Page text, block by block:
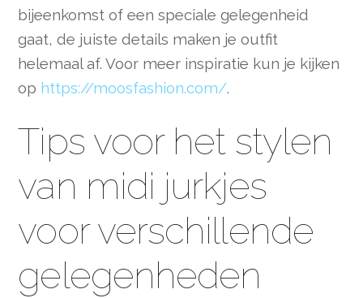
bijeenkomst of een speciale gelegenheid
gaat, de juiste details maken je outfit
helemaal af. Voor meer inspiratie kun je kijken
op https://moosfashion.com/.
Tips voor het stylen
van midi jurkjes
voor verschillende
gelegenheden